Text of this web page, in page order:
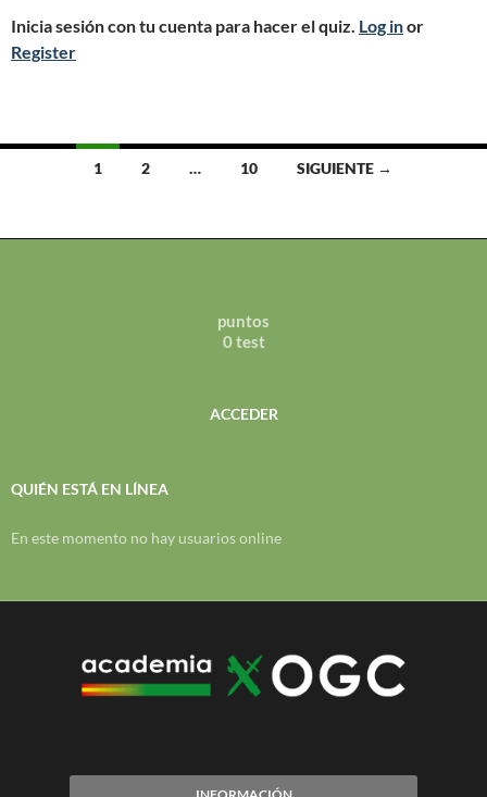
Inicia sesión con tu cuenta para hacer el quiz. Log inor
Register
las
1 2 … 10 SIGUIENTE →
puntos
0 test
ACCEDER
QUIÉN ESTÁ EN LÍNEA
En este momento no hay usuarios online